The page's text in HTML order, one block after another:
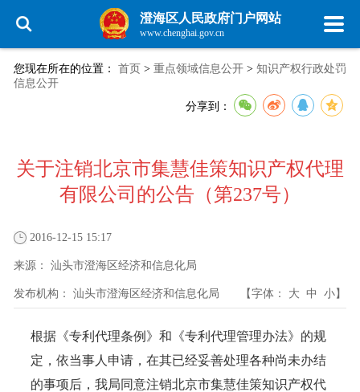
澄海区人民政府门户网站
www.chenghai.gov.cn
您现在所在的位置： 首页 > 重点领域信息公开 > 知识产权行政处罚
信息公开
分享到：
关于注销北京市集慧佳策知识产权代理
有限公司的公告（第237号）
2016-12-15 15:17
来源： 汕头市澄海区经济和信息化局
发布机构： 汕头市澄海区经济和信息化局 【字体： 大 中 小】
根据《专利代理条例》和《专利代理管理办法》的规
定，依当事人申请，在其已经妥善处理各种尚未办结
的事项后，我局同意注销北京市集慧佳策知识产权代